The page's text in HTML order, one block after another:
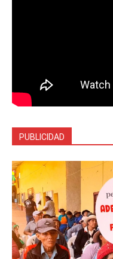
PUBLICIDAD